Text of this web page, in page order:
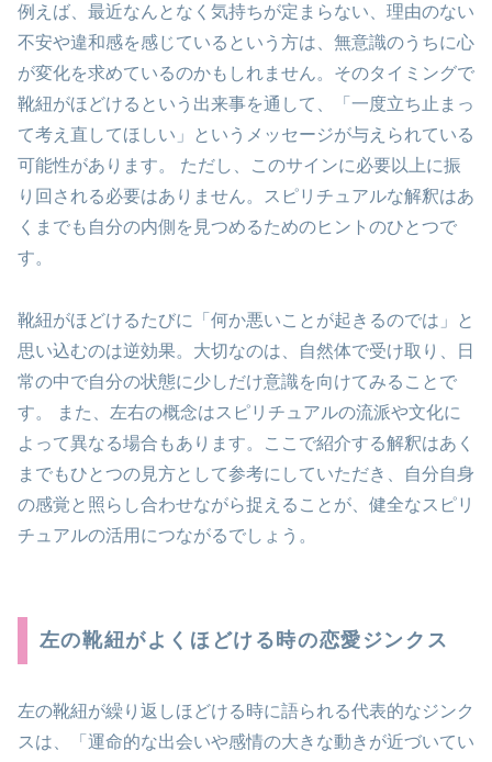
例えば、最近なんとなく気持ちが定まらない、理由のない
不安や違和感を感じているという方は、無意識のうちに心
が変化を求めているのかもしれません。そのタイミングで
靴紐がほどけるという出来事を通して、「一度立ち止まっ
て考え直してほしい」というメッセージが与えられている
可能性があります。 ただし、このサインに必要以上に振
り回される必要はありません。スピリチュアルな解釈はあ
くまでも自分の内側を見つめるためのヒントのひとつで
す。
靴紐がほどけるたびに「何か悪いことが起きるのでは」と
思い込むのは逆効果。大切なのは、自然体で受け取り、日
常の中で自分の状態に少しだけ意識を向けてみることで
す。 また、左右の概念はスピリチュアルの流派や文化に
よって異なる場合もあります。ここで紹介する解釈はあく
までもひとつの見方として参考にしていただき、自分自身
の感覚と照らし合わせながら捉えることが、健全なスピリ
チュアルの活用につながるでしょう。
左の靴紐がよくほどける時の恋愛ジンクス
左の靴紐が繰り返しほどける時に語られる代表的なジンク
スは、「運命的な出会いや感情の大きな動きが近づいてい